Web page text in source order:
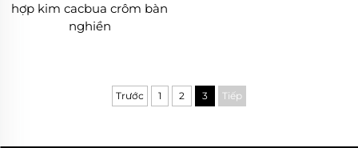
hợp kim cacbua crôm bàn
nghiền
Trước 1 2 3 Tiếp